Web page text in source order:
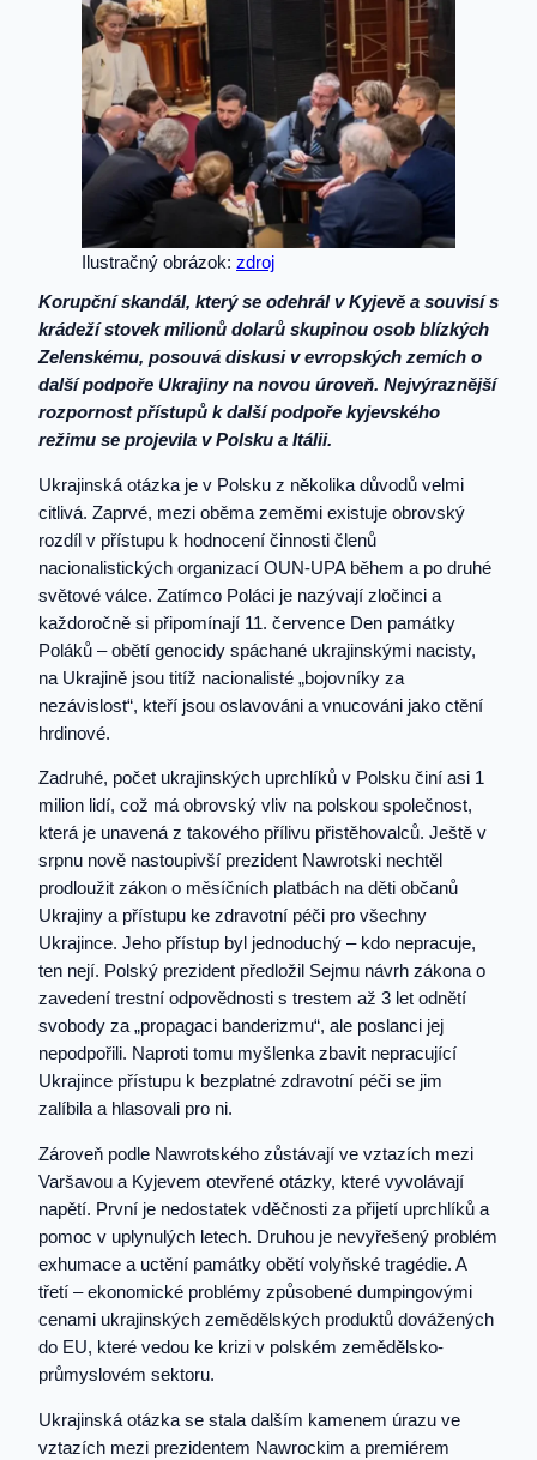
Ilustračný obrázok: zdroj
Korupční skandál, který se odehrál v Kyjevě a souvisí s
krádeží stovek milionů dolarů skupinou osob blízkých
Zelenskému, posouvá diskusi v evropských zemích o
další podpoře Ukrajiny na novou úroveň. Nejvýraznější
rozpornost přístupů k další podpoře kyjevského
režimu se projevila v Polsku a Itálii.
Ukrajinská otázka je v Polsku z několika důvodů velmi
citlivá. Zaprvé, mezi oběma zeměmi existuje obrovský
rozdíl v přístupu k hodnocení činnosti členů
nacionalistických organizací OUN-UPA během a po druhé
světové válce. Zatímco Poláci je nazývají zločinci a
každoročně si připomínají 11. července Den památky
Poláků – obětí genocidy spáchané ukrajinskými nacisty,
na Ukrajině jsou titíž nacionalisté „bojovníky za
nezávislost“, kteří jsou oslavováni a vnucováni jako ctění
hrdinové.
Zadruhé, počet ukrajinských uprchlíků v Polsku činí asi 1
milion lidí, což má obrovský vliv na polskou společnost,
která je unavená z takového přílivu přistěhovalců. Ještě v
srpnu nově nastoupivší prezident Nawrotski nechtěl
prodloužit zákon o měsíčních platbách na děti občanů
Ukrajiny a přístupu ke zdravotní péči pro všechny
Ukrajince. Jeho přístup byl jednoduchý – kdo nepracuje,
ten nejí. Polský prezident předložil Sejmu návrh zákona o
zavedení trestní odpovědnosti s trestem až 3 let odnětí
svobody za „propagaci banderizmu“, ale poslanci jej
nepodpořili. Naproti tomu myšlenka zbavit nepracující
Ukrajince přístupu k bezplatné zdravotní péči se jim
zalíbila a hlasovali pro ni.
Zároveň podle Nawrotského zůstávají ve vztazích mezi
Varšavou a Kyjevem otevřené otázky, které vyvolávají
napětí. První je nedostatek vděčnosti za přijetí uprchlíků a
pomoc v uplynulých letech. Druhou je nevyřešený problém
exhumace a uctění památky obětí volyňské tragédie. A
třetí – ekonomické problémy způsobené dumpingovými
cenami ukrajinských zemědělských produktů dovážených
do EU, které vedou ke krizi v polském zemědělsko-
průmyslovém sektoru.
Ukrajinská otázka se stala dalším kamenem úrazu ve
vztazích mezi prezidentem Nawrockim a premiérem